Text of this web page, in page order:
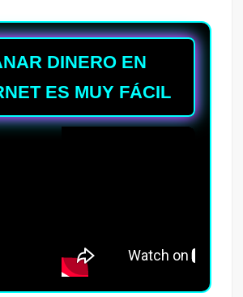
DINERO EN
ES MUY FÁCIL